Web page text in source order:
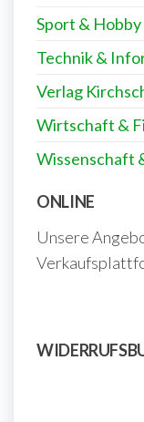
Sport & Hobby
Technik &
Verlag
Wirtschaft &
Wissenschaft
ONLINE
Unsere